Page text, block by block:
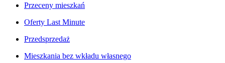
Przeceny mieszkań
Oferty Last Minute
Przedsprzedaż
Mieszkania bez wkładu własnego